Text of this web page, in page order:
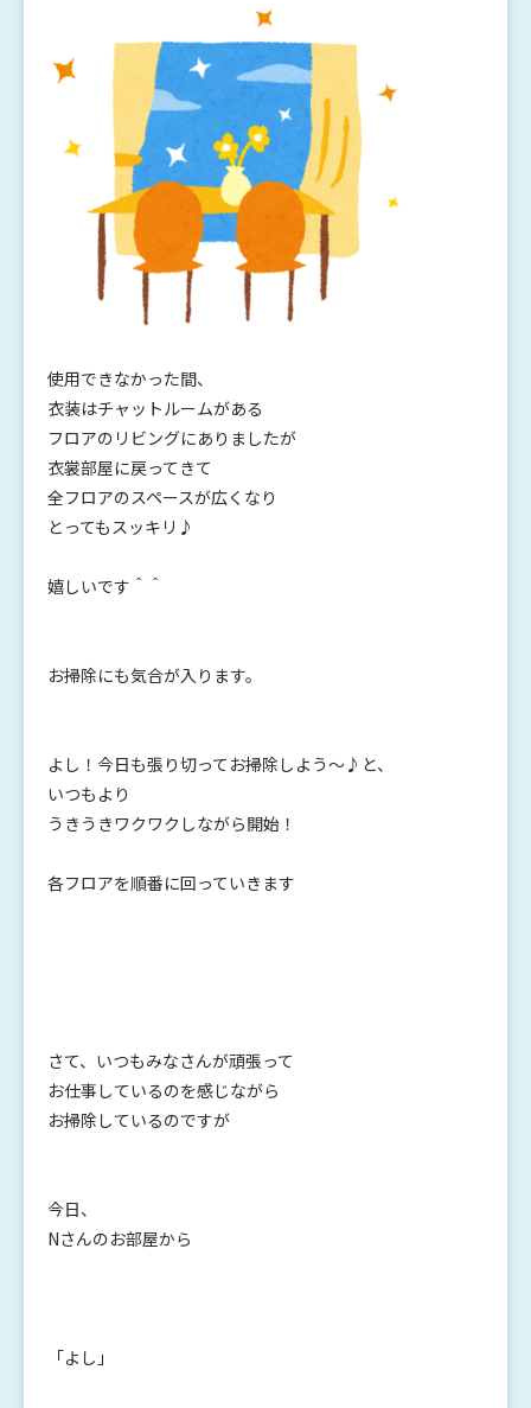
使用できなかった間、
衣装はチャットルームがある
フロアのリビングにありましたが
衣裳部屋に戻ってきて
全フロアのスペースが広くなり
とってもスッキリ♪
嬉しいです＾＾
お掃除にも気合が入ります。
よし！今日も張り切ってお掃除しよう～♪と、
いつもより
うきうきワクワクしながら開始！
各フロアを順番に回っていきます
さて、いつもみなさんが頑張って
お仕事しているのを感じながら
お掃除しているのですが
今日、
Nさんのお部屋から
「よし」